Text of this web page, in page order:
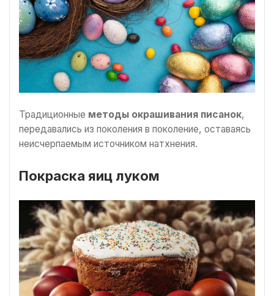
Традиционные методы окрашивания писанок,
передавались из поколения в поколение, оставаясь
неисчерпаемым источником натхнения.
Покраска яиц луком